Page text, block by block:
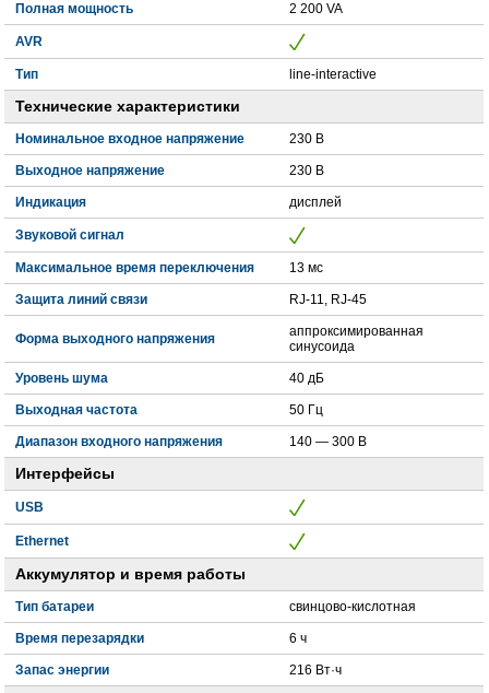
Полная мощность 2 200 VA
AVR
Тип line-interactive
Технические характеристики
Номинальное входное напряжение 230 В
Выходное напряжение 230 В
Индикация дисплей
Звуковой сигнал
Максимальное время переключения 13 мс
Защита линий связи RJ-11, RJ-45
Форма выходного напряжения
аппроксимированная
синусоида
Уровень шума 40 дБ
Выходная частота 50 Гц
Диапазон входного напряжения 140 — 300 В
Интерфейсы
USB
Ethernet
Аккумулятор и время работы
Тип батареи свинцово-кислотная
Время перезарядки 6 ч
Запас энергии 216 Вт·ч